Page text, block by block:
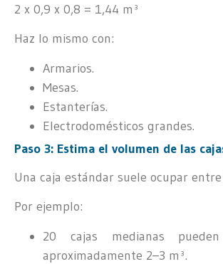
2 x 0,9 x 0,8 = 1,44 m³
Haz lo mismo con:
Armarios.
Mesas.
Estanterías.
Electrodomésticos grandes.
Paso 3: Estima el volumen de las
Una caja estándar suele ocupar
Por ejemplo:
20 cajas medianas
aproximadamente 2–3 m³.